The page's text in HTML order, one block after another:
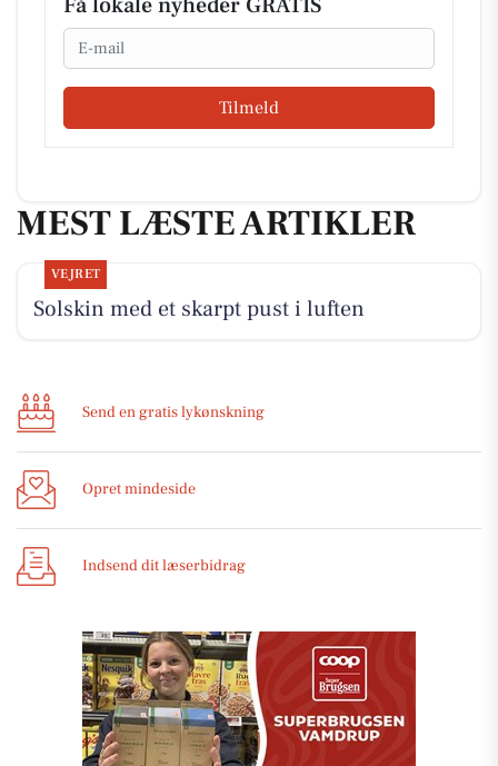
Email
Tilmeld
MEST LÆSTE ARTIKLER
VEJRET
Solskin med et skarpt pust i luften
Send en gratis lykønskning
Opret mindeside
Indsend dit læserbidrag